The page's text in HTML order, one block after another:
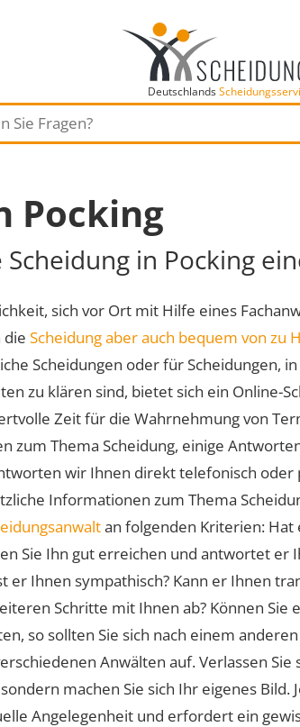
Deutschlands
Pocking
in Pocking
sich vor Ort mit Hilfe eines
die Scheidung aber auch bequem von zu
Scheidungen oder für Scheidungen,
zu klären sind, bietet sich ein Online-
Zeit für die Wahrnehmung von
zum Thema Scheidung, einige
wir Ihnen direkt telefonisch oder
Informationen zum Thema
an folgenden Kriterien: Hat
Sie Ihn gut erreichen und antwortet er
er Ihnen sympathisch? Kann er Ihnen
Schritte mit Ihnen ab? Können
so sollten Sie sich nach einem
Anwälten auf. Verlassen
machen Sie sich Ihr eigenes Bild.
Angelegenheit und erfordert ein